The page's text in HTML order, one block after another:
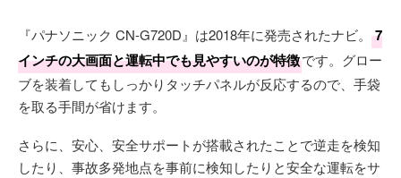
『パナソニック CN-G720D』は2018年に発売されたナビ。
7
インチの大画面と運転中でも見やすいのが特徴です。グロー
ブを装着してもしっかりタッチパネルが反応するので、手袋
を取る手間が省けます。
さらに、安心、安全サポートが搭載されたことで逆走を検知
したり、事故多発地点を事前に検知したりと安全な運転をサ